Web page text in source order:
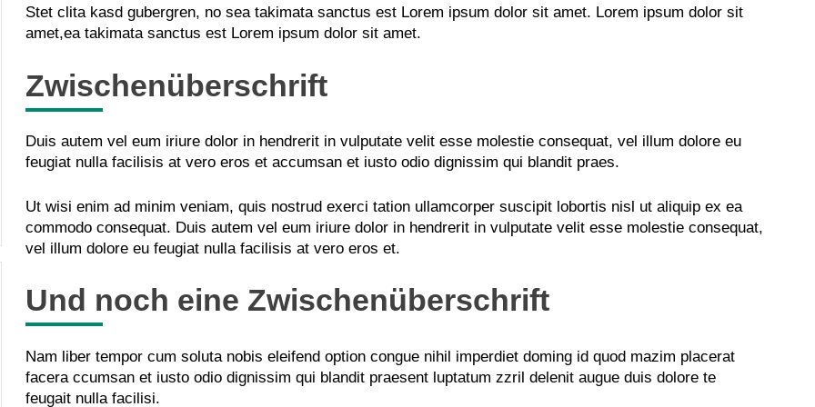
Stet clita kasd gubergren, no sea takimata sanctus est Lorem ipsum dolor sit amet. Lorem ipsum dolor sit
amet,ea takimata sanctus est Lorem ipsum dolor sit amet.
Zwischenüberschrift
Duis autem vel eum iriure dolor in hendrerit in vulputate velit esse molestie consequat, vel illum dolore eu
feugiat nulla facilisis at vero eros et accumsan et iusto odio dignissim qui blandit praes.
Ut wisi enim ad minim veniam, quis nostrud exerci tation ullamcorper suscipit lobortis nisl ut aliquip ex ea
commodo consequat. Duis autem vel eum iriure dolor in hendrerit in vulputate velit esse molestie consequat,
vel illum dolore eu feugiat nulla facilisis at vero eros et.
Und noch eine Zwischenüberschrift
Nam liber tempor cum soluta nobis eleifend option congue nihil imperdiet doming id quod mazim placerat
facera ccumsan et iusto odio dignissim qui blandit praesent luptatum zzril delenit augue duis dolore te
feugait nulla facilisi.